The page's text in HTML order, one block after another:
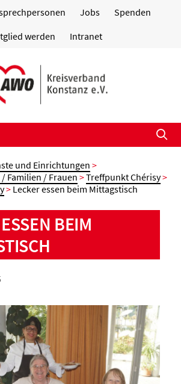
Jobs
Spenden
werden
Intranet
und Einrichtungen >
Familien / Frauen >Treffpunkt Chérisy>
> Lecker essen beim Mittagstisch
BEIM